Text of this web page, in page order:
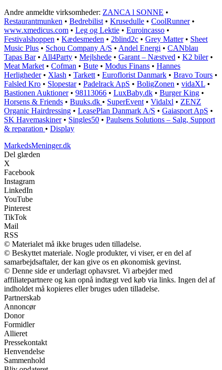
Andre anmeldte virksomheder: ZANCA l SONNE •
Restaurantmunken • Bedrebilist • Krusedulle • CoolRunner•
www.xmedicus.com • Leg og Lektie • Euroincasso •
Festivalshoppen • Kædesmeden • 2blind2c • Grey Matter• Sheet
Music Plus • Schou Company A/S • Andel Energi • CANblau
Tapas Bar• All4Party • Mejlshede • Garant – Næstved • K2 biler•
Meat Market • Cofman • Bute • Modus Finans • Hannes
Herligheder• Xlash • Tarkett • Euroflorist Danmark • Bravo Tours •
Falsled Kro • Slopestar• Padelrack ApS • BoligZonen • vidaXL •
Bastionen Auktioner• 98113066 • LuxBaby.dk • Burger King •
Horsens & Friends • Buuks.dk • SuperEvent • Vidalxl • ZENZ
Organic Hairdressing • LeasePlan Danmark A/S • Gaiasport ApS •
SK Havemaskiner• Singles50 • Paulsens Solutions – Salg, Support
& reparation • Display
MarkedsMeninger.dk
Del glæden
X
Facebook
Instagram
LinkedIn
YouTube
Pinterest
TikTok
Mail
RSS
© Materialet må ikke bruges uden tilladelse.
© Beskyttet materiale. Nogle produkter, vi viser, er en del af
samarbejdsaftaler, der kan give os en økonomisk gevinst.
© Denne side er underlagt ophavsret. Vi arbejder med
affiliatepartnere og kan opnå indtægt ved køb via links. Ingen del af
indholdet må kopieres eller bruges uden tilladelse.
Partnerskab
Annoncør
Donor
Formidler
Allieret
Pressekontakt
Henvendelse
Sammenhold